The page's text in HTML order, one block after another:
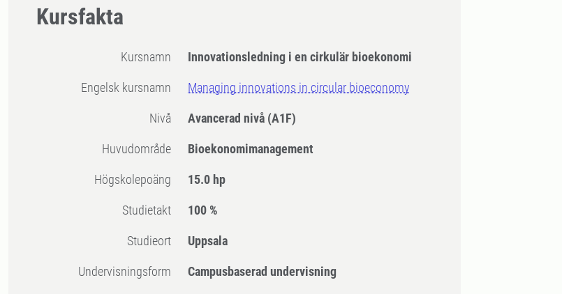
Kursfakta
Kursnamn Innovationsledning i en cirkulär bioekonomi
Engelsk kursnamn Managing innovations in circular bioeconomy
Nivå Avancerad nivå (A1F)
Huvudområde Bioekonomimanagement
högskolepoäng 15.0 hp
Studietakt 100 %
Studieort Uppsala
Undervisningsform Campusbaserad undervisning